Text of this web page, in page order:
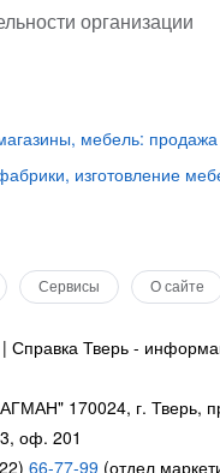
организации
мебель: продажа
изготовление
Сервисы О сайте
Справка Тверь -
170024, г. Тверь,
оф. 201
66-77-99 (отдел